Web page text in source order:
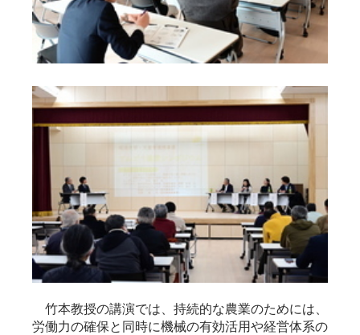
竹本教授の講演では、持続的な農業のためには、
労働力の確保と同時に機械の有効活用や経営体系の